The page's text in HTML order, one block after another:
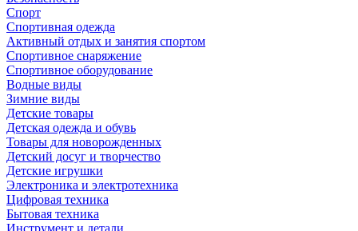
Спорт
Спортивная одежда
Активный отдых и занятия спортом
Спортивное снаряжение
Спортивное оборудование
Водные виды
Зимние виды
Детские товары
Детская одежда и обувь
Товары для новорожденных
Детский досуг и творчество
Детские игрушки
Электроника и электротехника
Цифровая техника
Бытовая техника
Инструмент и детали